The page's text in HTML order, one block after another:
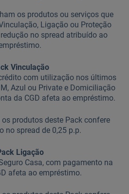
os produtos ou serviços que
Ligação ou Proteção
no spread atribuído ao
Vinculação
com utilização nos últimos
Azul ou Private e Domiciliação
da CGD afeta ao empréstimo.
produtos deste Pack confere
no spread de 0,25 p.p.
Ligação
Casa, com pagamento na
afeta ao empréstimo.